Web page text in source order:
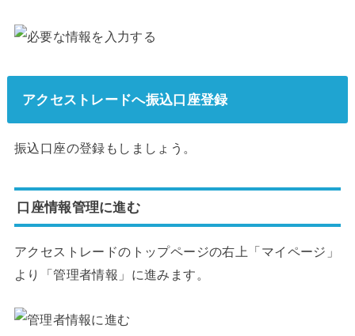
アクセストレードへ振込口座登録
振込口座の登録もしましょう。
口座情報管理に進む
アクセストレードのトップページの右上「マイページ」
より「管理者情報」に進みます。